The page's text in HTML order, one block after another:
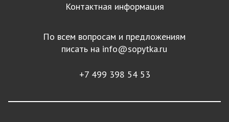
Контактная информация
По всем вопросам и предложениям
писать на info@sopytka.ru
+7 499 398 54 53